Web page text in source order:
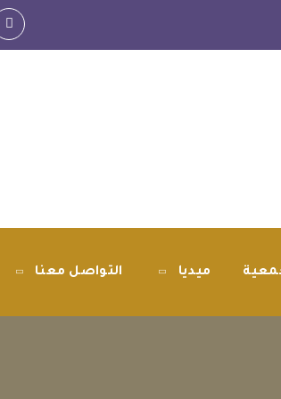
ميديا التواصل معنا